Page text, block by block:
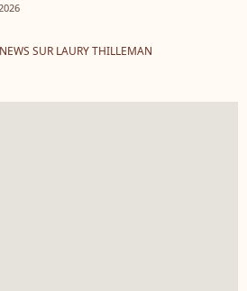
SUR LAURY THILLEMAN